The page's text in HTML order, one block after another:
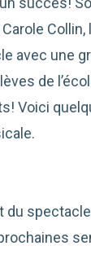
Carole
avec une
de
Voici
du